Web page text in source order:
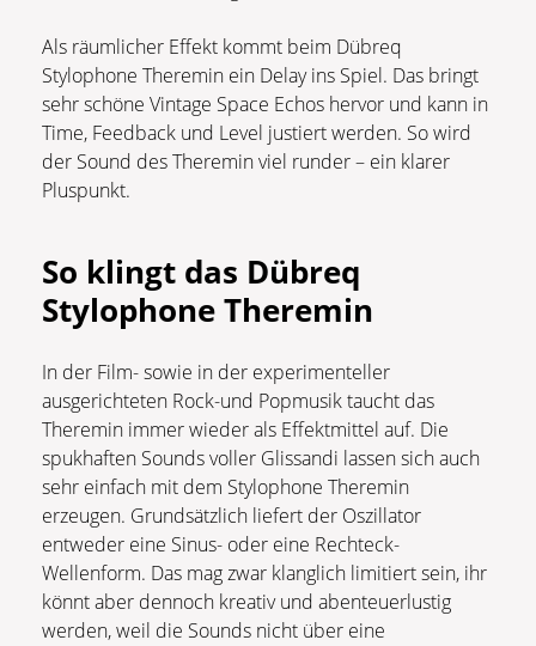
Als räumlicher Effekt kommt beim Dübreq
Stylophone Theremin ein Delay ins Spiel. Das bringt
sehr schöne Vintage Space Echos hervor und kann in
Time, Feedback und Level justiert werden. So wird
der Sound des Theremin viel runder – ein klarer
Pluspunkt.
So klingt das Dübreq
Stylophone Theremin
In der Film- sowie in der experimenteller
ausgerichteten Rock-und Popmusik taucht das
Theremin immer wieder als Effektmittel auf. Die
spukhaften Sounds voller Glissandi lassen sich auch
sehr einfach mit dem Stylophone Theremin
erzeugen. Grundsätzlich liefert der Oszillator
entweder eine Sinus- oder eine Rechteck-
Wellenform. Das mag zwar klanglich limitiert sein, ihr
könnt aber dennoch kreativ und abenteuerlustig
werden, weil die Sounds nicht über eine